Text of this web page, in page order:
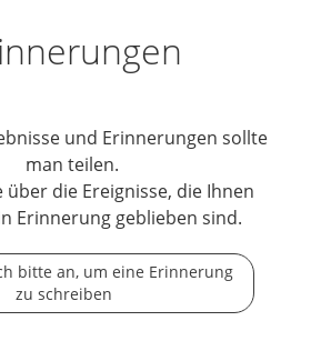
und Erinnerungen sollte
man teilen.
über die Ereignisse, die Ihnen
Erinnerung geblieben sind.
bitte an, um eine Erinnerung
zu schreiben